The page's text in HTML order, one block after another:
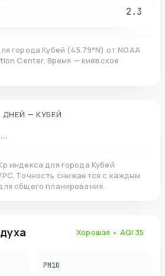
2.3
города Кубей (45.79°N) от NOAA
Center. Время — киевское
ДНЕЙ — КУБЕЙ
индекса для города Кубей
Точность снижается с каждым
общего планирования.
Хорошая • AQI 35
PM10